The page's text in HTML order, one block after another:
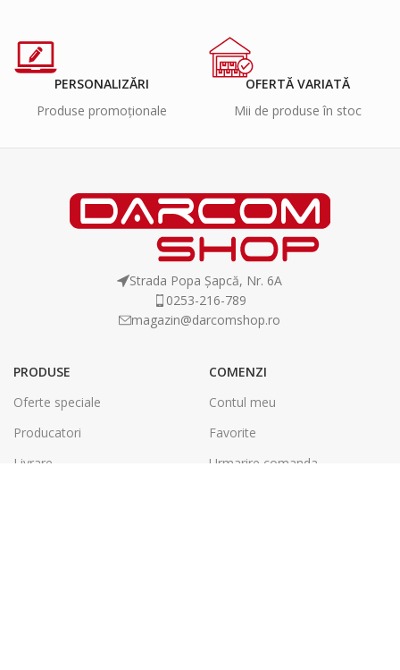
PERSONALIZĂRI
Produse promoționale
OFERTĂ VARIATĂ
Mii de produse în stoc
Strada Popa Șapcă, Nr. 6A
0253-216-789
magazin@darcomshop.ro
PRODUSE
Oferte speciale
Producatori
Livrare
COMENZI
Contul meu
Favorite
Urmarire comanda